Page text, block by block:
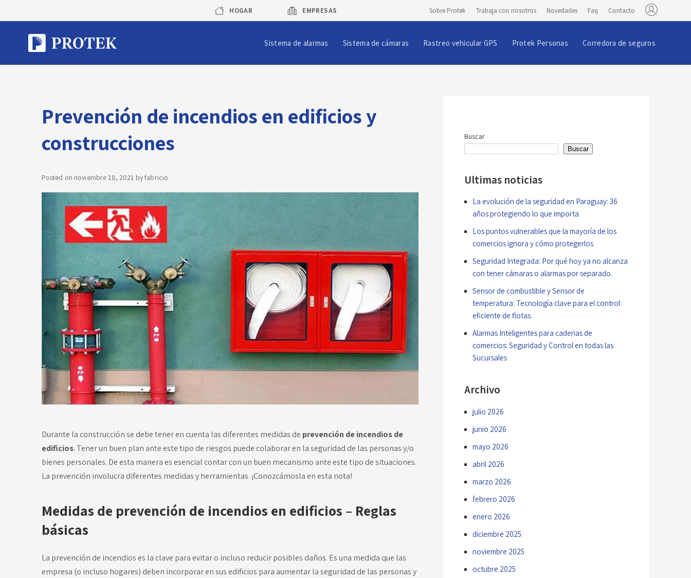
content
HOGAR EMPRESAS Sobre Protek Trabaja con nosotros Novedades Faq Contacto
Sistema de alarmas Sistema de cámaras Rastreo vehicular GPS Protek Personas Corredora de seguros
Prevención de incendios en edificios y
construcciones
Posted on noviembre 18, 2021 byfabricio
Durante la construcción se debe tener en cuenta las diferentes medidas de prevención de incendios de
edificios. Tener un buen plan ante este tipo de riesgos puede colaborar en la seguridad de las personas y/o
bienes personales. De esta manera es esencial contar con un buen mecanismo ante este tipo de situaciones.
La prevención involucra diferentes medidas y herramientas. ¡Conozcámosla en esta nota!
Medidas de prevención de incendios en edificios – Reglas
básicas
La prevención de incendios es la clave para evitar o incluso reducir posibles daños. Es una medida que las
empresa (o incluso hogares) deben incorporar en sus edificios para aumentar la seguridad de las personas y
Buscar
Buscar
Ultimas noticias
La evolución de la seguridad en Paraguay: 36
años protegiendo lo que importa
Los puntos vulnerables que la mayoría de los
comercios ignora y cómo protegerlos
Seguridad Integrada: Por qué hoy ya no alcanza
con tener cámaras o alarmas por separado.
Sensor de combustible y Sensor de
temperatura: Tecnología clave para el control
eficiente de flotas.
Alarmas Inteligentes para cadenas de
comercios: Seguridad y Control en todas las
Sucursales
Archivo
julio 2026
junio 2026
mayo 2026
abril 2026
marzo 2026
febrero 2026
enero 2026
diciembre 2025
noviembre 2025
octubre 2025